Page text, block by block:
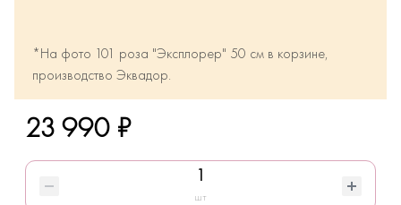
*На фото 101 роза "Эксплорер" 50 см в корзине,
производство Эквадор.
23 990 ₽
шт